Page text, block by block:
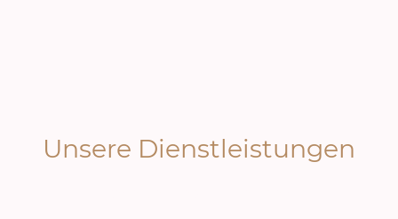
Unsere Dienstleistungen